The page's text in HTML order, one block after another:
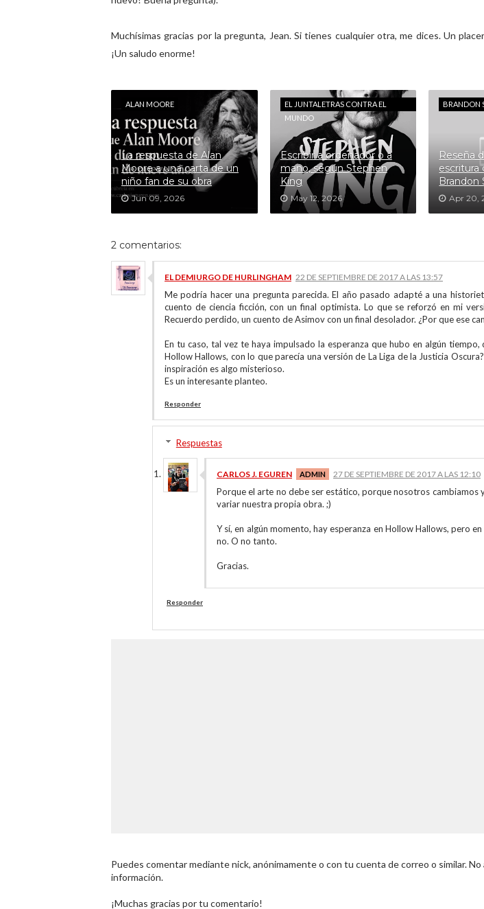
Muchísimas gracias por la pregunta, Jean. Si tienes cualquier otra, me dices. Un
¡Un saludo enorme!
ALAN MOORE
La respuesta de Alan
Moore a una carta de un
niño fan de su obra
Jun 09, 2026
EL JUNTALETRAS CONTRA EL
MUNDO
Escribir a ordenador o a
mano, según Stephen
King
May 12, 2026
BRANDON
Reseña
escritura
Brandon
Apr 20,
2 comentarios:
EL DEMIURGO DE HURLINGHAM 22 DE SEPTIEMBRE DE 2017 A LAS 13:57
Me podría hacer una pregunta parecida. El año pasado adapté a una
cuento de ciencia ficción, con un final optimista. Lo que se reforzó en mi
Recuerdo perdido, un cuento de Asimov con un final desolador. ¿Por que ese
En tu caso, tal vez te haya impulsado la esperanza que hubo en algún tiempo,
Hollow Hallows, con lo que parecía una versión de La Liga de la Justicia
inspiración es algo misterioso.
Es un interesante planteo.
Responder
Respuestas
CARLOS J. EGUREN 27 DE SEPTIEMBRE DE 2017 A LAS 12:10
Porque el arte no debe ser estático, porque nosotros cambiamos
variar nuestra propia obra. ;)
Y sí, en algún momento, hay esperanza en Hollow Hallows, pero
no. O no tanto.
Gracias.
Responder
Puedes comentar mediante nick, anónimamente o con tu cuenta de correo o similar. No
información.
¡Muchas gracias por tu comentario!